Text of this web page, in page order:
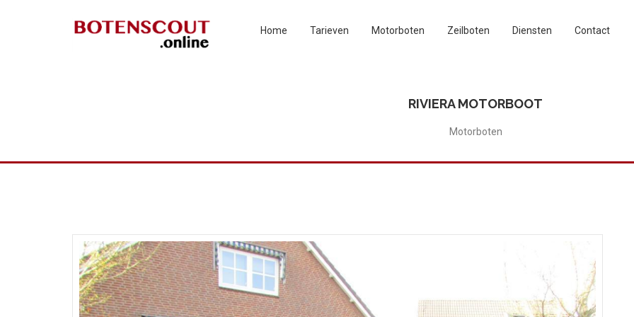
Home Tarieven Motorboten Zeilboten Diensten Contact
RIVIERA MOTORBOOT
Motorboten